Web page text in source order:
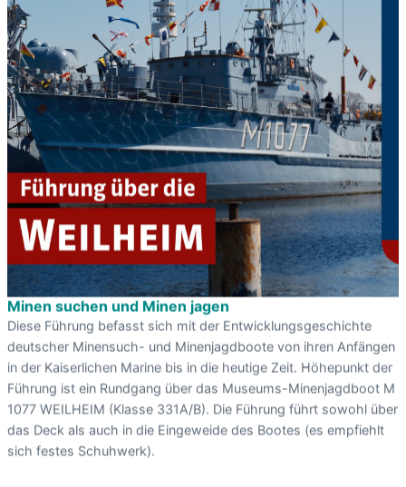
Minen suchen und Minen jagen
Diese Führung befasst sich mit der Entwicklungsgeschichte
deutscher Minensuch- und Minenjagdboote von ihren Anfängen
in der Kaiserlichen Marine bis in die heutige Zeit. Höhepunkt der
Führung ist ein Rundgang über das Museums-Minenjagdboot M
1077 WEILHEIM (Klasse 331A/B). Die Führung führt sowohl über
das Deck als auch in die Eingeweide des Bootes (es empfiehlt
sich festes Schuhwerk).